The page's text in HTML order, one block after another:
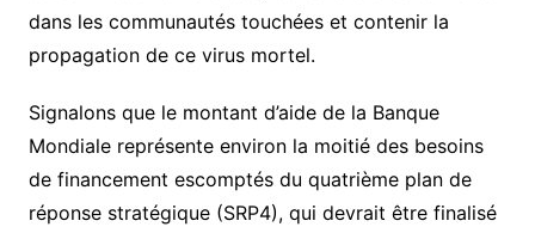
dans les communautés touchées et contenir la
propagation de ce virus mortel.
Signalons que le montant d’aide de la Banque
Mondiale représente environ la moitié des besoins
de financement escomptés du quatrième plan de
réponse stratégique (SRP4), qui devrait être finalisé